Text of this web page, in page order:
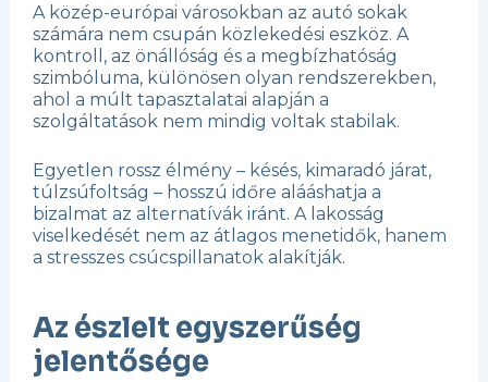
A közép-európai városokban az autó sokak
számára nem csupán közlekedési eszköz. A
kontroll, az önállóság és a megbízhatóság
szimbóluma, különösen olyan rendszerekben,
ahol a múlt tapasztalatai alapján a
szolgáltatások nem mindig voltak stabilak.
Egyetlen rossz élmény – késés, kimaradó járat,
túlzsúfoltság – hosszú időre alááshatja a
bizalmat az alternatívák iránt. A lakosság
viselkedését nem az átlagos menetidők, hanem
a stresszes csúcspillanatok alakítják.
Az észlelt egyszerűség
jelentősége